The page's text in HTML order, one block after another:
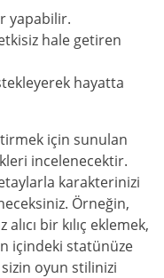
yapabilir.
hale getiren
hayatta
için sunulan
incelenecektir.
karakterinizi
Örneğin,
bir kılıç eklemek,
içindeki statünüze
oyun stilinizi